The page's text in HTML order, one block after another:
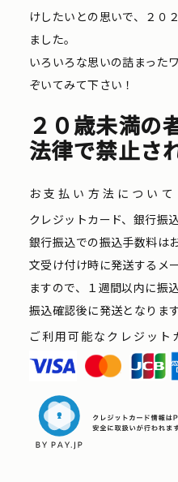
けしたいとの思いで、２０
ました。
いろいろな思いの詰まった
ぞいてみて下さい！
２０歳未満の
法律で禁止さ
お支払い方法について
クレジットカード、銀行振
銀行振込での振込手数料は
文受け付け時に発送するメ
ますので、１週間以内に振
振込確認後に発送となります
ご利用可能なクレジット